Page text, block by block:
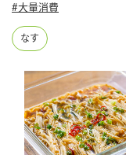
#大量消費
なす